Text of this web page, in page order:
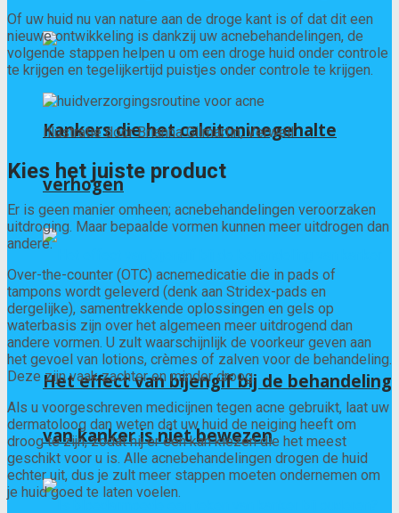
Kankers die het calcitoninegehalte
verhogen
Het effect van bijengif bij de behandeling
van kanker is niet bewezen
Of uw huid nu van nature aan de droge kant is of dat dit een
nieuwe ontwikkeling is dankzij uw acnebehandelingen, de
volgende stappen helpen u om een ​​droge huid onder controle
te krijgen en tegelijkertijd puistjes onder controle te krijgen.
Illustratie door Brianna Gilmartin, Verwell
Kies het juiste product
Er is geen manier omheen; acnebehandelingen veroorzaken
uitdroging. Maar bepaalde vormen kunnen meer uitdrogen dan
andere.
Over-the-counter (OTC) acnemedicatie die in pads of
tampons wordt geleverd (denk aan Stridex-pads en
dergelijke), samentrekkende oplossingen en gels op
waterbasis zijn over het algemeen meer uitdrogend dan
andere vormen. U zult waarschijnlijk de voorkeur geven aan
het gevoel van lotions, crèmes of zalven voor de behandeling.
Deze zijn vaak zachter en minder droog.
Als u voorgeschreven medicijnen tegen acne gebruikt, laat uw
dermatoloog dan weten dat uw huid de neiging heeft om
droog te zijn, zodat hij er een kan kiezen die het meest
geschikt voor u is. Alle acnebehandelingen drogen de huid
echter uit, dus je zult meer stappen moeten ondernemen om
je huid goed te laten voelen.